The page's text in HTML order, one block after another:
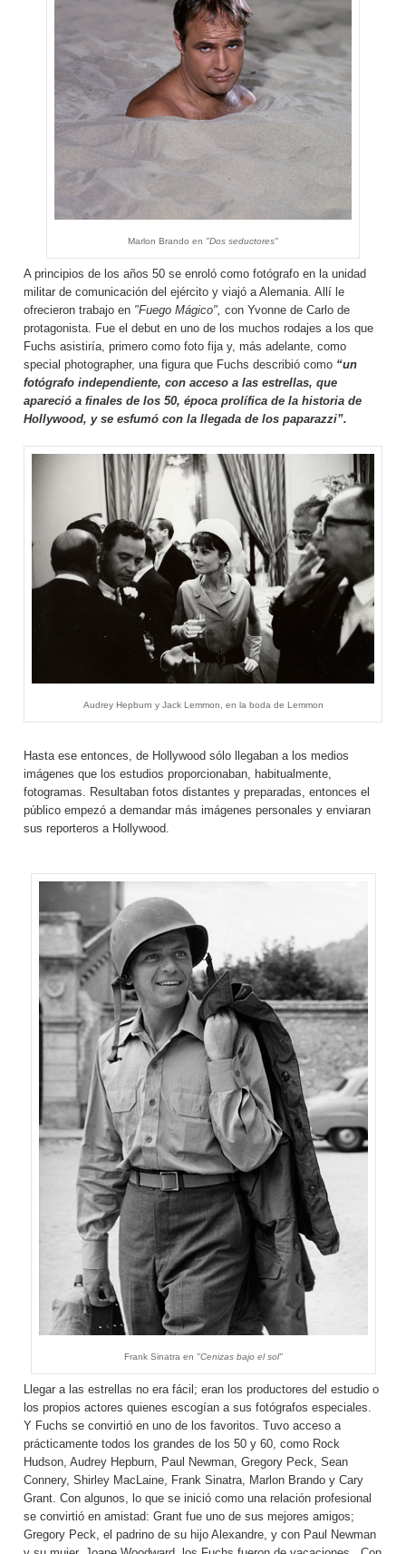
Marlon Brando en "Dos seductores"
A principios de los años 50 se enroló como fotógrafo en la unidad
militar de comunicación del ejército y viajó a Alemania. Allí le
ofrecieron trabajo en "Fuego Mágico", con Yvonne de Carlo de
protagonista. Fue el debut en uno de los muchos rodajes a los que
Fuchs asistiría, primero como foto fija y, más adelante, como
special photographer, una figura que Fuchs describió como “un
fotógrafo independiente, con acceso a las estrellas, que
apareció a finales de los 50, época prolífica de la historia de
Hollywood, y se esfumó con la llegada de los paparazzi”.
Audrey Hepburn y Jack Lemmon, en la boda de Lemmon
Hasta ese entonces, de Hollywood sólo llegaban a los medios
imágenes que los estudios proporcionaban, habitualmente,
fotogramas. Resultaban fotos distantes y preparadas, entonces el
público empezó a demandar más imágenes personales y enviaran
sus reporteros a Hollywood.
Frank Sinatra en "Cenizas bajo el sol"
Llegar a las estrellas no era fácil; eran los productores del estudio o
los propios actores quienes escogían a sus fotógrafos especiales.
Y Fuchs se convirtió en uno de los favoritos. Tuvo acceso a
prácticamente todos los grandes de los 50 y 60, como Rock
Hudson, Audrey Hepburn, Paul Newman, Gregory Peck, Sean
Connery, Shirley MacLaine, Frank Sinatra, Marlon Brando y Cary
Grant. Con algunos, lo que se inició como una relación profesional
se convirtió en amistad: Grant fue uno de sus mejores amigos;
Gregory Peck, el padrino de su hijo Alexandre, y con Paul Newman